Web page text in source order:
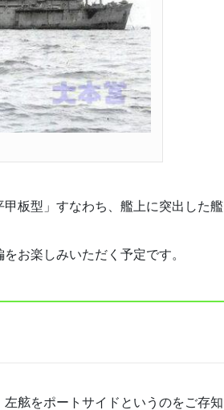
板型」すなわち、艦上に突出した艦
お楽しみいただく予定です。
舷をポートサイドというのをご存知